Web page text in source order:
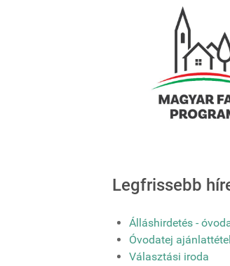
Legfrissebb
Álláshirdetés -
Óvodatej
Választási iroda